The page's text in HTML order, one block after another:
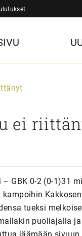
ei
GBK 0-2 (0-1)31
tueksi
puoliajalla